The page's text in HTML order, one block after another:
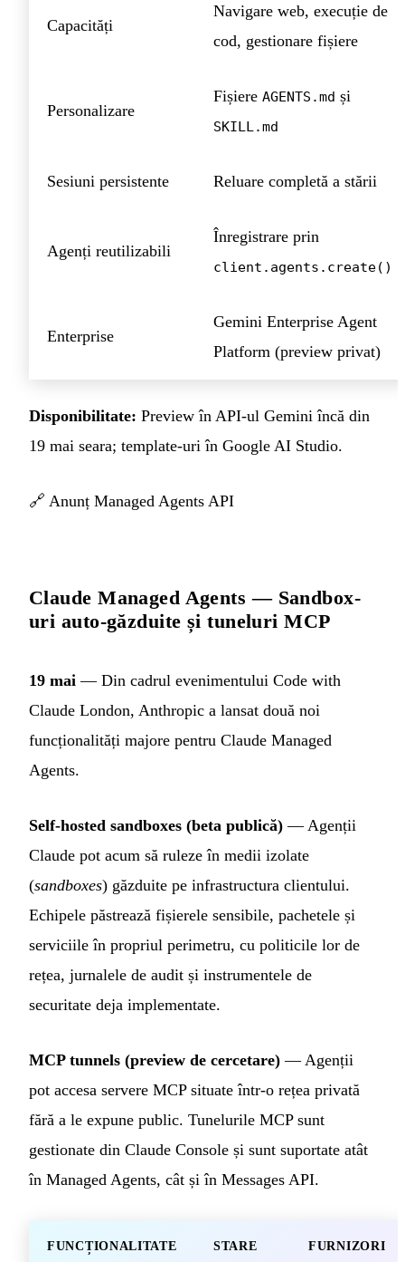
Capacități
Navigare web, execuție de
cod, gestionare fișiere
Personalizare
Fișiere AGENTS.md și
SKILL.md
Sesiuni persistente Reluare completă a stării
Agenți reutilizabili
Înregistrare prin
client.agents.create()
Enterprise
Gemini Enterprise Agent
Platform (preview privat)
Disponibilitate: Preview în API-ul Gemini încă din
19 mai seara; template-uri în Google AI Studio.
🔗 Anunț Managed Agents API
Claude Managed Agents — Sandbox-
uri auto-găzduite și tuneluri MCP
19 mai — Din cadrul evenimentului Code with
Claude London, Anthropic a lansat două noi
funcționalități majore pentru Claude Managed
Agents.
Self-hosted sandboxes (beta publică) — Agenții
Claude pot acum să ruleze în medii izolate
(sandboxes) găzduite pe infrastructura clientului.
Echipele păstrează fișierele sensibile, pachetele și
serviciile în propriul perimetru, cu politicile lor de
rețea, jurnalele de audit și instrumentele de
securitate deja implementate.
MCP tunnels (preview de cercetare) — Agenții
pot accesa servere MCP situate într-o rețea privată
fără a le expune public. Tunelurile MCP sunt
gestionate din Claude Console și sunt suportate atât
în Managed Agents, cât și în Messages API.
FUNCȚIONALITATE STARE FURNIZORI